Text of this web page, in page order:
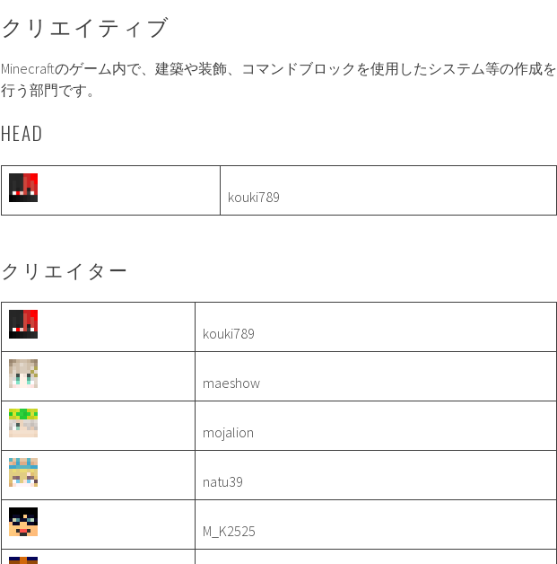
クリエイティブ
Minecraftのゲーム内で、建築や装飾、コマンドブロックを使用したシステム等の作成を
行う部門です。
HEAD
kouki789
クリエイター
kouki789
maeshow
mojalion
natu39
M_K2525